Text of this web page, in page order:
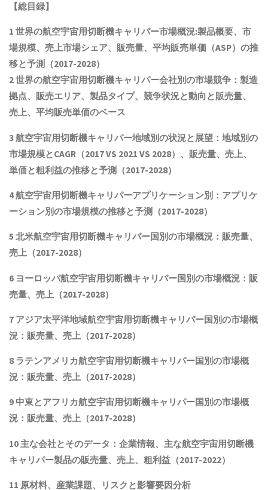
【総目録】
1世界の航空宇宙用切断機キャリパー市場概況:製品概要、市
場規模、売上市場シェア、販売量、平均販売単価（ASP）の推
移と予測（2017-2028）
2世界の航空宇宙用切断機キャリパー会社別の市場競争：製造
拠点、販売エリア、製品タイプ、競争状況と動向と 販売量、
売上、平均販売単価のベース
3航空宇宙用切断機キャリパー地域別の状況と展望：地域別の
市場規模とCAGR （2017 VS 2021 VS 2028）、販売量、売上、
単価と粗利益の推移と予測（2017-2028）
4航空宇宙用切断機キャリパーアプリケーション別：アプリケ
ーション別の市場規模の推移と予測（2017-2028）
5北米航空宇宙用切断機キャリパー国別の市場概況：販売量、
売上（2017-2028）
6 ヨーロッパ航空宇宙用切断機キャリパー国別の市場概況：販
売量、売上（2017-2028）
7 アジア太平洋地域航空宇宙用切断機キャリパー国別の市場概
況：販売量、売上（2017-2028）
8ラテンアメリカ航空宇宙用切断機キャリパー国別の市場概
況：販売量、売上（2017-2028）
9中東とアフリカ航空宇宙用切断機キャリパー国別の市場概
況：販売量、売上（2017-2028）
10 主な会社とそのデータ：企業情報、主な航空宇宙用切断機
キャリパー製品の販売量、売上、粗利益（2017-2022）
11 原材料、産業課題、リスクと影響要因分析